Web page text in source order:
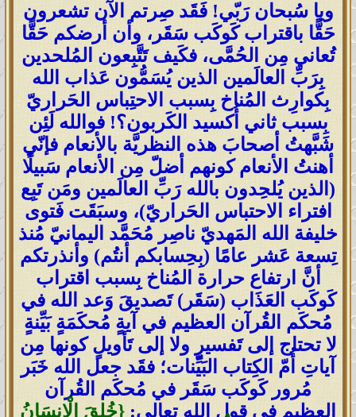
ويا سُبحان رَبّي! فَقَد صِرتم الآن تشعرون
حَقًّا باقتراب كَوكَب سَقَر، وأن أرضكم حَقًّا
تُعاني مِن الحُمَّى، فكَيف تَتَّبِعون المُلحدين
بِرَبِّ العالَمين الذين يُسَمُّون عَذاب الله
بِكوارِث المُناخ بِسبب الاحتِباس الحَراريّ
بِسبب ثاني أُكسيد الكَربون؟! فوالله لَئِن
شَبَّهتُ أصحابَ هذه النظريَّة بالأنعام فإنّي
أهنتُ الأنعام كونهم أضلّ مِن الأنعام سَبيلًا
(الذين يُلحِدون بالله رَبِّ العالَمين ومَن تَبِع
افتراء الاحتباس الحَراريّ)، وسبَقَت فَتوى
خليفة الله المَهديّ ناصِر مُحَمَّد اليمانيّ مُنذ
تِسعة عَشر عامًا (بِحِسابكم أنتُم) وأنذرتكم
أنَّ ارتفاع حرارة المُناخ بِسبب اقتراب
كَوكَب العَذَاب (سَقَر) تَصديقَ وَعد الله في
مُحكَم القُرآن العظيم في آيةٍ مُحكَمَةٍ بَيِّنةٍ
لا تحتاج إلى تَفسيرٍ ولا إلى تَأويلٍ كونها مِن
آياتِ أُمّ الكِتاب البَيِّنات؛ فقَد جعل الله خَبَر
مُرور كَوكَب سَقَر في مُحكَم القُرآن
العظيم في قول الله تعالى: {خُلِقَ الْإِنسَانُ